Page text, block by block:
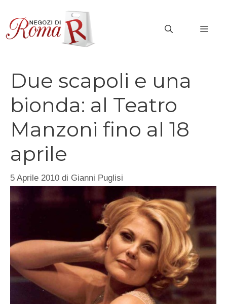
contenuto
Due scapoli e una
bionda: al Teatro
Manzoni fino al 18
aprile
5 Aprile 2010 di Gianni Puglisi